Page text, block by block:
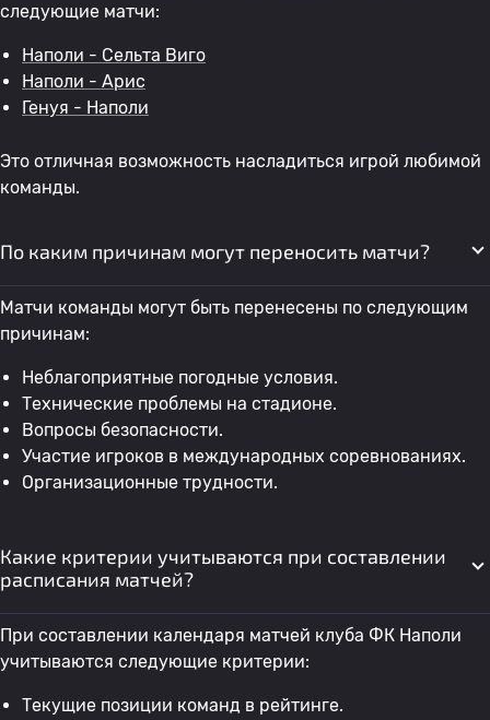
следующие матчи:
Наполи - Сельта Виго
Наполи - Арис
Генуя - Наполи
Это отличная возможность насладиться игрой любимой
команды.
По каким причинам могут переносить матчи?
Матчи команды могут быть перенесены по следующим
причинам:
Неблагоприятные погодные условия.
Технические проблемы на стадионе.
Вопросы безопасности.
Участие игроков в международных соревнованиях.
Организационные трудности.
Какие критерии учитываются при составлении
расписания матчей?
При составлении календаря матчей клуба ФК Наполи
учитываются следующие критерии:
Текущие позиции команд в рейтинге.